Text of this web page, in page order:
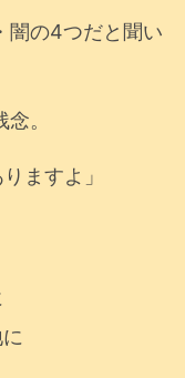
闇の4つだと聞い
。
ますよ」